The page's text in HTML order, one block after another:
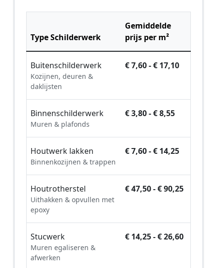
Type Schilderwerk
Gemiddelde
prijs per m²
Buitenschilderwerk
Kozijnen, deuren &
daklijsten
€ 7,60 - € 17,10
Binnenschilderwerk
Muren & plafonds
€ 3,80 - € 8,55
Houtwerk lakken
Binnenkozijnen & trappen
€ 7,60 - € 14,25
Houtrotherstel
Uithakken & opvullen met
epoxy
€ 47,50 - € 90,25
Stucwerk
Muren egaliseren &
afwerken
€ 14,25 - € 26,60